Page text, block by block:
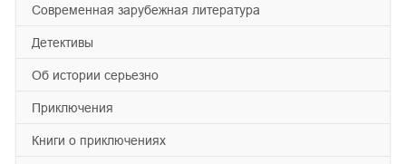
современная зарубежная литература
детективы
об истории серьезно
приключения
книги о приключениях